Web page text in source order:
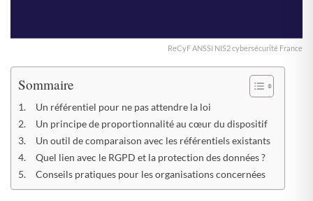
ReCyF ANSSI NIS2 cybersécurité France
Sommaire
Un référentiel pour ne pas attendre la loi
Un principe de proportionnalité au cœur du dispositif
Un outil de comparaison avec les référentiels existants
Quel lien avec le RGPD et la protection des données ?
Conseils pratiques pour les organisations concernées